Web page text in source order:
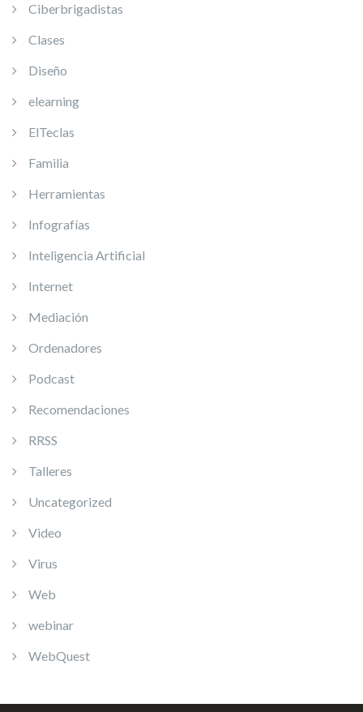
Ciberbrigadistas
Clases
Diseño
elearning
ElTeclas
Familia
Herramientas
Infografías
Inteligencia Artificial
Internet
Mediación
Ordenadores
Podcast
Recomendaciones
RRSS
Talleres
Uncategorized
Video
Virus
Web
webinar
WebQuest